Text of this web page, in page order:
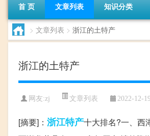
首 页 文章列表 知识分类
> 文章列表 > 浙江的土特产
浙江的土特产
网友:zj 文章列表 2022-12-
[摘要]： 浙江特产十大排名?一、西